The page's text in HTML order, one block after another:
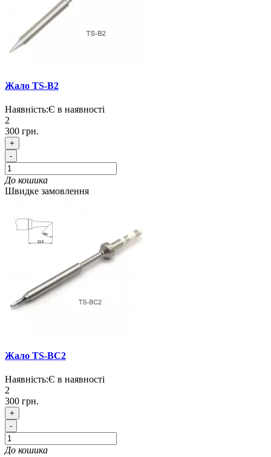
Жало TS-B2
Наявність:Є в наявності
2
300 грн.
+
-
До кошика
Швидке замовлення
Жало TS-BC2
Наявність:Є в наявності
2
300 грн.
+
-
До кошика